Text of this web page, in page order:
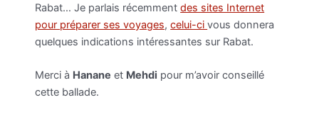
Rabat… Je parlais récemmentdes sites Internet
pour préparer ses voyages,celui-civous donnera
quelques indications intéressantes sur Rabat.
Merci à Hanane et Mehdi pour m’avoir conseillé
cette ballade.